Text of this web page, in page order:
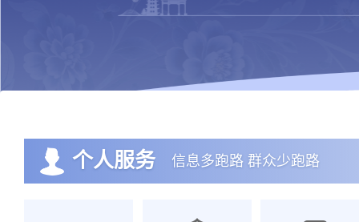
个人服务 信息多跑路 群众少跑路